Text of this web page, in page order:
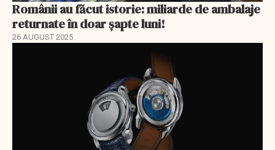
Românii au făcut istorie: miliarde de ambalaje
returnate în doar șapte luni!
26 AUGUST 2025